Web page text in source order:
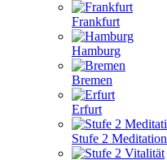
Frankfurt
Hamburg
Bremen
Erfurt
Stufe 2 Meditation